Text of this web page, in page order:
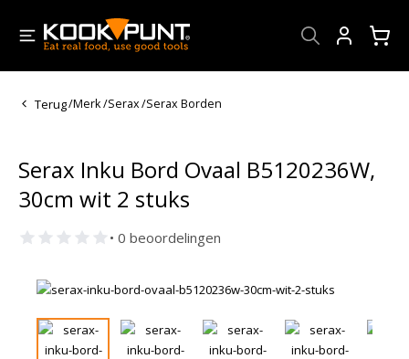
Terug/Merk/Serax/Serax Borden
Serax Inku Bord Ovaal B5120236W,
30cm wit 2 stuks
• 0 beoordelingen